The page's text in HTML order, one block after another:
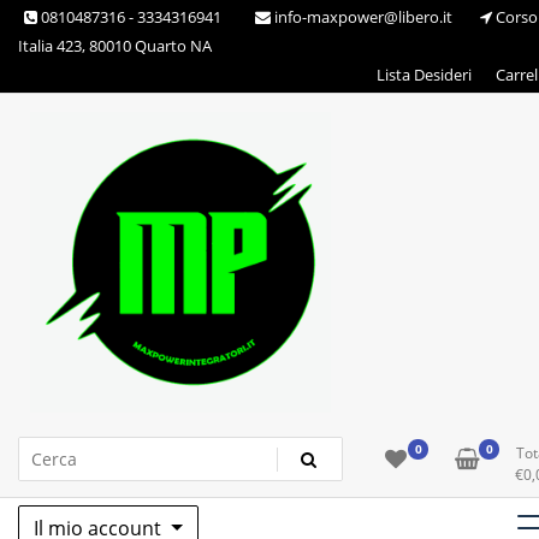
Skip 0810487316 - 3334316941 info-maxpower@libero.it
Corso
Italia 423, 80010 Quarto NA
Lista Desideri
Max Power Integratori 0 0
€
Il mio account